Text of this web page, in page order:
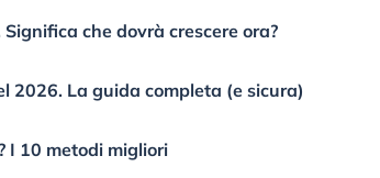
che dovrà crescere ora?
2026. La guida completa (e sicura)
I 10 metodi migliori